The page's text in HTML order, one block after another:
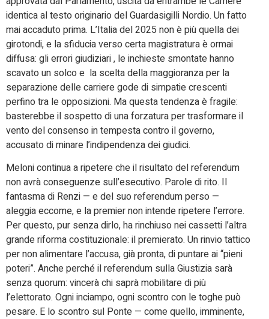
identica al testo originario del Guardasigilli Nordio. Un fatto
mai accaduto prima. L’Italia del 2025 non è più quella dei
girotondi, e la sfiducia verso certa magistratura è ormai
diffusa: gli errori giudiziari , le inchieste smontate hanno
scavato un solco e la scelta della maggioranza per la
separazione delle carriere gode di simpatie crescenti
perfino tra le opposizioni. Ma questa tendenza è fragile:
basterebbe il sospetto di una forzatura per trasformare il
vento del consenso in tempesta contro il governo,
accusato di minare l’indipendenza dei giudici.
Meloni continua a ripetere che il risultato del referendum
non avrà conseguenze sull’esecutivo. Parole di rito. Il
fantasma di Renzi — e del suo referendum perso —
aleggia eccome, e la premier non intende ripetere l’errore.
Per questo, pur senza dirlo, ha rinchiuso nei cassetti l’altra
grande riforma costituzionale: il premierato. Un rinvio tattico
per non alimentare l’accusa, già pronta, di puntare ai “pieni
poteri”. Anche perché il referendum sulla Giustizia sarà
senza quorum: vincerà chi saprà mobilitare di più
l’elettorato. Ogni inciampo, ogni scontro con le toghe può
pesare. E lo scontro sul Ponte — come quello, imminente,